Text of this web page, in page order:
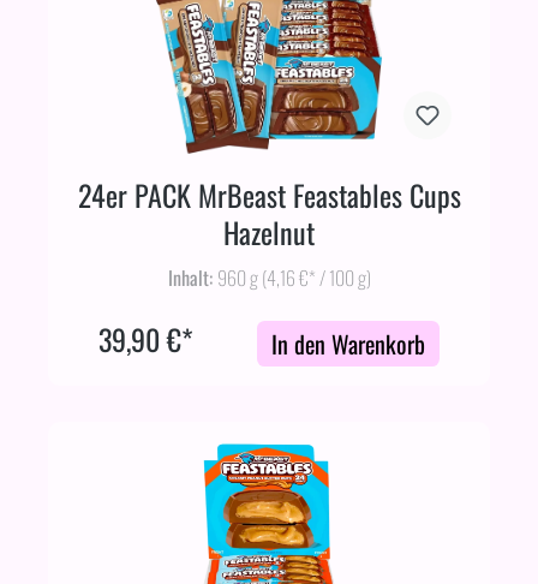
24er PACK MrBeast Feastables Cups
Hazelnut
Inhalt: 960 g(4,16 €* / 100 g)
39,90 €* In den Warenkorb